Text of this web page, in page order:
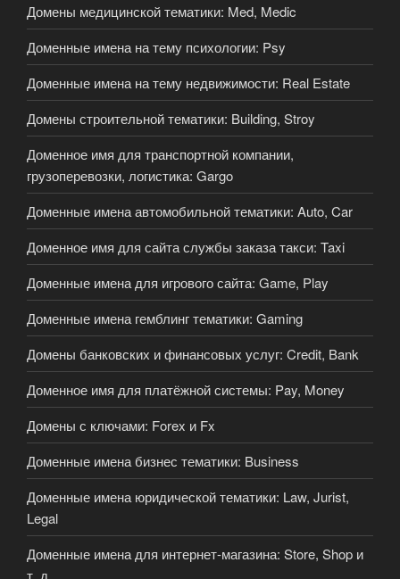
Домены медицинской тематики: Med, Medic
Доменные имена на тему психологии: Psy
Доменные имена на тему недвижимости: Real Estate
Домены строительной тематики: Building, Stroy
Доменное имя для транспортной компании,
грузоперевозки, логистика: Gargo
Доменные имена автомобильной тематики: Auto, Car
Доменное имя для сайта службы заказа такси: Taxi
Доменные имена для игрового сайта: Game, Play
Доменные имена гемблинг тематики: Gaming
Домены банковских и финансовых услуг: Credit, Bank
Доменное имя для платёжной системы: Pay, Money
Домены с ключами: Forex и Fx
Доменные имена бизнес тематики: Business
Доменные имена юридической тематики: Law, Jurist,
Legal
Доменные имена для интернет-магазина: Store, Shop и
т. д.